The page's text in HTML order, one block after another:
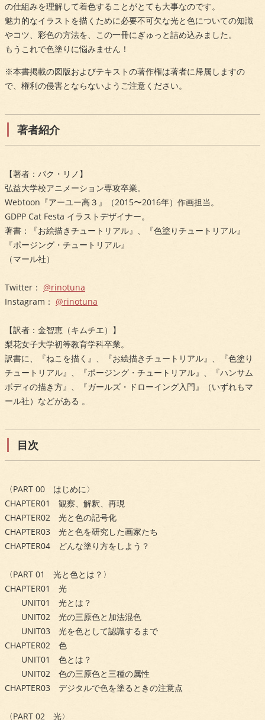
の仕組みを理解して着色することがとても大事なのです。
魅力的なイラストを描くために必要不可欠な光と色についての知識
やコツ、彩色の方法を、この一冊にぎゅっと詰め込みました。
もうこれで色塗りに悩みません！
※本書掲載の図版およびテキストの著作権は著者に帰属しますの
で、権利の侵害とならないようご注意ください。
著者紹介
【著者：パク・リノ】
弘益大学校アニメーション専攻卒業。
Webtoon『アーユー高３』（2015〜2016年）作画担当。
GDPP Cat Festa イラストデザイナー。
著書：『お絵描きチュートリアル』、『色塗りチュートリアル』
『ポージング・チュートリアル』
（マール社）
Twitter： @rinotuna
Instagram： @rinotuna
【訳者：金智恵（キムチエ）】
梨花女子大学初等教育学科卒業。
訳書に、『ねこを描く』、『お絵描きチュートリアル』、『色塗り
チュートリアル』、『ポージング・チュートリアル』、『ハンサム
ボディの描き方』、『ガールズ・ドローイング入門』（いずれもマ
ール社）などがある 。
目次
〈PART 00 はじめに〉
CHAPTER01 観察、解釈、再現
CHAPTER02 光と色の記号化
CHAPTER03 光と色を研究した画家たち
CHAPTER04 どんな塗り方をしよう？
〈PART 01 光と色とは？〉
CHAPTER01 光
UNIT01 光とは？
UNIT02 光の三原色と加法混色
UNIT03 光を色として認識するまで
CHAPTER02 色
UNIT01 色とは？
UNIT02 色の三原色と三種の属性
CHAPTER03 デジタルで色を塗るときの注意点
〈PART 02 光〉